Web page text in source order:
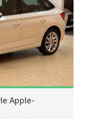
Apple-